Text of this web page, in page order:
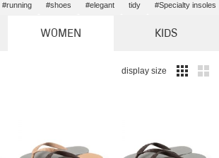
#running #shoes #elegant tidy #Specialty insoles
WOMEN KIDS
display size